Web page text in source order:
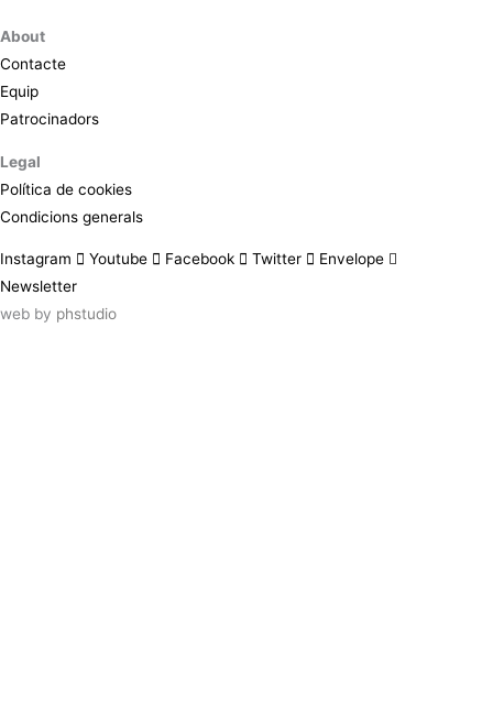
About
Contacte
Equip
Patrocinadors
Legal
Política de cookies
Condicions generals
Instagram Youtube Facebook Twitter
Envelope
Newsletter
web by phstudio